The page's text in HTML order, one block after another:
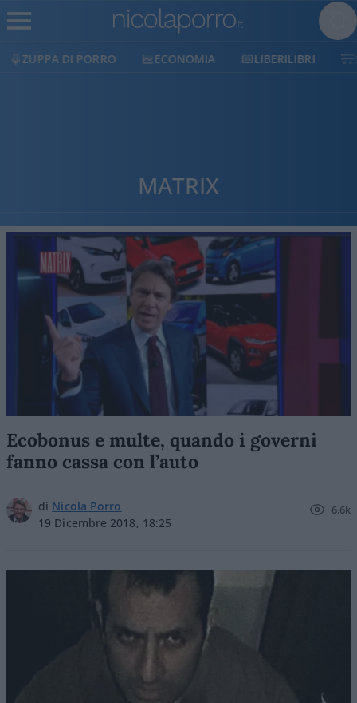
ECONOMIA LIBERILIBRI SHOP SOSTIENICI
MATRIX
Ecobonus e multe, quando i governi
fanno cassa con l’auto
di Nicola Porro
19 Dicembre 2018, 18:25
6.6k